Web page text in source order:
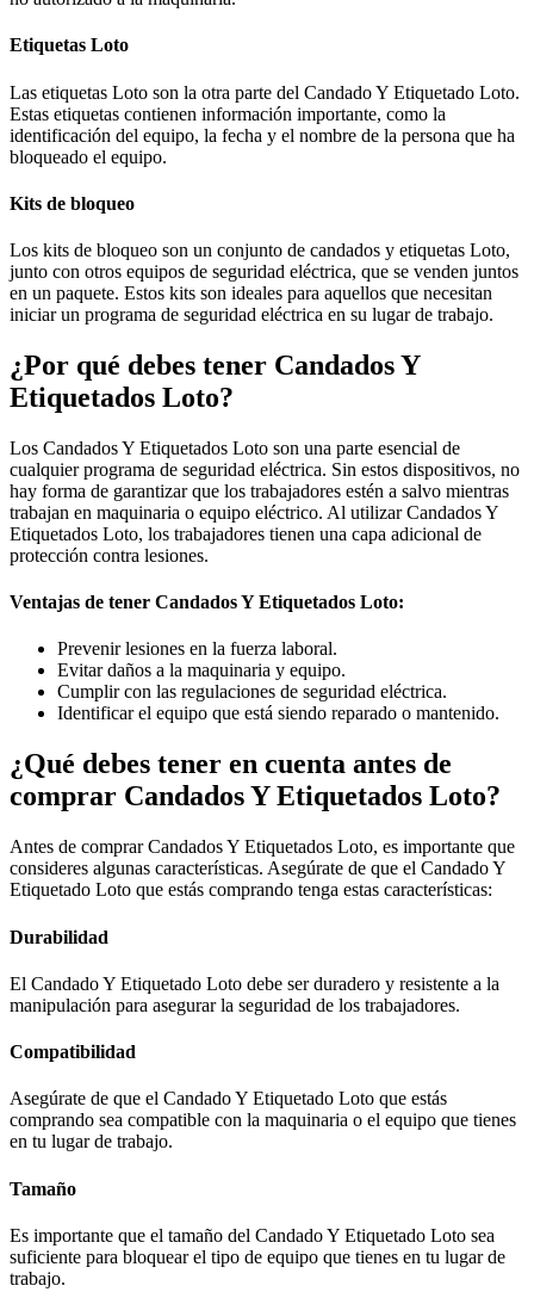
Etiquetas Loto
Las etiquetas Loto son la otra parte del Candado Y Etiquetado Loto.
Estas etiquetas contienen información importante, como la
identificación del equipo, la fecha y el nombre de la persona que ha
bloqueado el equipo.
Kits de bloqueo
Los kits de bloqueo son un conjunto de candados y etiquetas Loto,
junto con otros equipos de seguridad eléctrica, que se venden juntos
en un paquete. Estos kits son ideales para aquellos que necesitan
iniciar un programa de seguridad eléctrica en su lugar de trabajo.
¿Por qué debes tener Candados Y
Etiquetados Loto?
Los Candados Y Etiquetados Loto son una parte esencial de
cualquier programa de seguridad eléctrica. Sin estos dispositivos, no
hay forma de garantizar que los trabajadores estén a salvo mientras
trabajan en maquinaria o equipo eléctrico. Al utilizar Candados Y
Etiquetados Loto, los trabajadores tienen una capa adicional de
protección contra lesiones.
Ventajas de tener Candados Y Etiquetados Loto:
Prevenir lesiones en la fuerza laboral.
Evitar daños a la maquinaria y equipo.
Cumplir con las regulaciones de seguridad eléctrica.
Identificar el equipo que está siendo reparado o mantenido.
¿Qué debes tener en cuenta antes de
comprar Candados Y Etiquetados Loto?
Antes de comprar Candados Y Etiquetados Loto, es importante que
consideres algunas características. Asegúrate de que el Candado Y
Etiquetado Loto que estás comprando tenga estas características:
Durabilidad
El Candado Y Etiquetado Loto debe ser duradero y resistente a la
manipulación para asegurar la seguridad de los trabajadores.
Compatibilidad
Asegúrate de que el Candado Y Etiquetado Loto que estás
comprando sea compatible con la maquinaria o el equipo que tienes
en tu lugar de trabajo.
Tamaño
Es importante que el tamaño del Candado Y Etiquetado Loto sea
suficiente para bloquear el tipo de equipo que tienes en tu lugar de
trabajo.